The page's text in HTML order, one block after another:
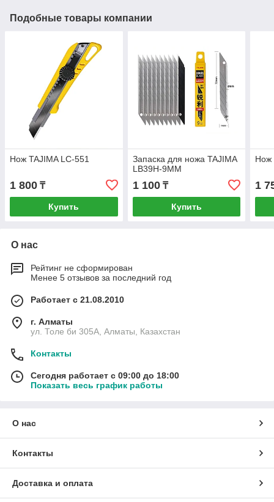
Подобные товары компании
Нож TAJIMA LC-551
1 800 ₸
Купить
Запаска для ножа TAJIMA
LB39H-9MM
1 100₸
Купить
Нож
1
О нас
Рейтинг не сформирован
Менее 5 отзывов за последний год
Работает с 21.08.2010
г. Алматы
ул. Толе би 305А, Алматы, Казахстан
Контакты
Сегодня работает с 09:00 до 18:00
Показать весь график работы
О нас
Контакты
Доставка и оплата